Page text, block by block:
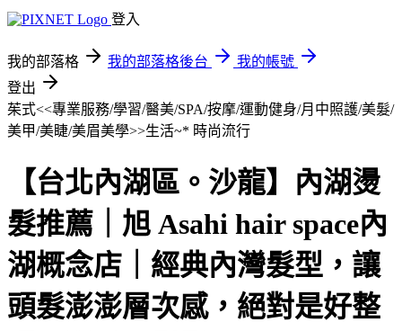
登入
我的部落格 我的部落格後台
我的帳號
登出
茱式<<專業服務/學習/醫美/SPA/按摩/運動健身/月中照護/美髮/
美甲/美睫/美眉美學>>生活~* 時尚流行
【台北內湖區。沙龍】內湖燙
髮推薦｜旭 Asahi hair space內
湖概念店｜經典內灣髮型，讓
頭髮澎澎層次感，絕對是好整